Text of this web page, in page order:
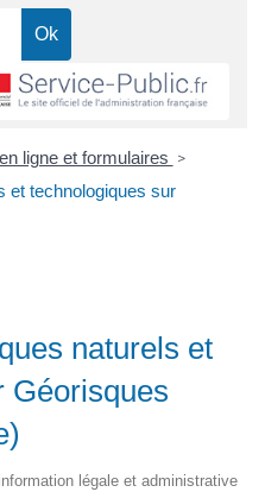
ligne et formulaires >
et technologiques sur
naturels et
Géorisques
légale et administrative